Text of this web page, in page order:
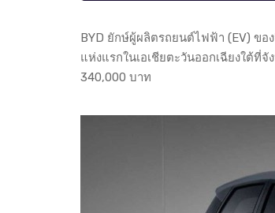
BYD ยักษ์ผู้ผลิตรถยนต์ไฟฟ้า (EV) ขอ
แห่งแรกในเอเชียตะวันออกเฉียงใต้ที่
340,000 บาท